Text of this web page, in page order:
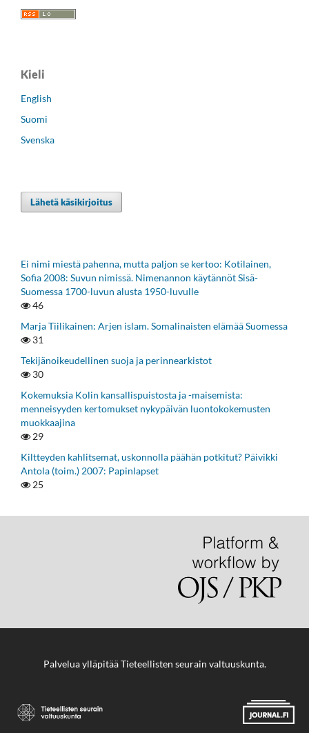
Kieli
English
Suomi
Svenska
Lähetä käsikirjoitus
Ei nimi miestä pahenna, mutta paljon se kertoo: Kotilainen,
Sofia 2008: Suvun nimissä. Nimenannon käytännöt Sisä-
Suomessa 1700-luvun alusta 1950-luvulle
46
Marja Tiilikainen: Arjen islam. Somalinaisten elämää Suomessa
31
Tekijänoikeudellinen suoja ja perinnearkistot
30
Kokemuksia Kolin kansallispuistosta ja -maisemista:
menneisyyden kertomukset nykypäivän luontokokemusten
muokkaajina
29
Kiltteyden kahlitsemat, uskonnolla päähän potkitut? Päivikki
Antola (toim.) 2007: Papinlapset
25
Palvelua ylläpitääTieteellisten seurain valtuuskunta.